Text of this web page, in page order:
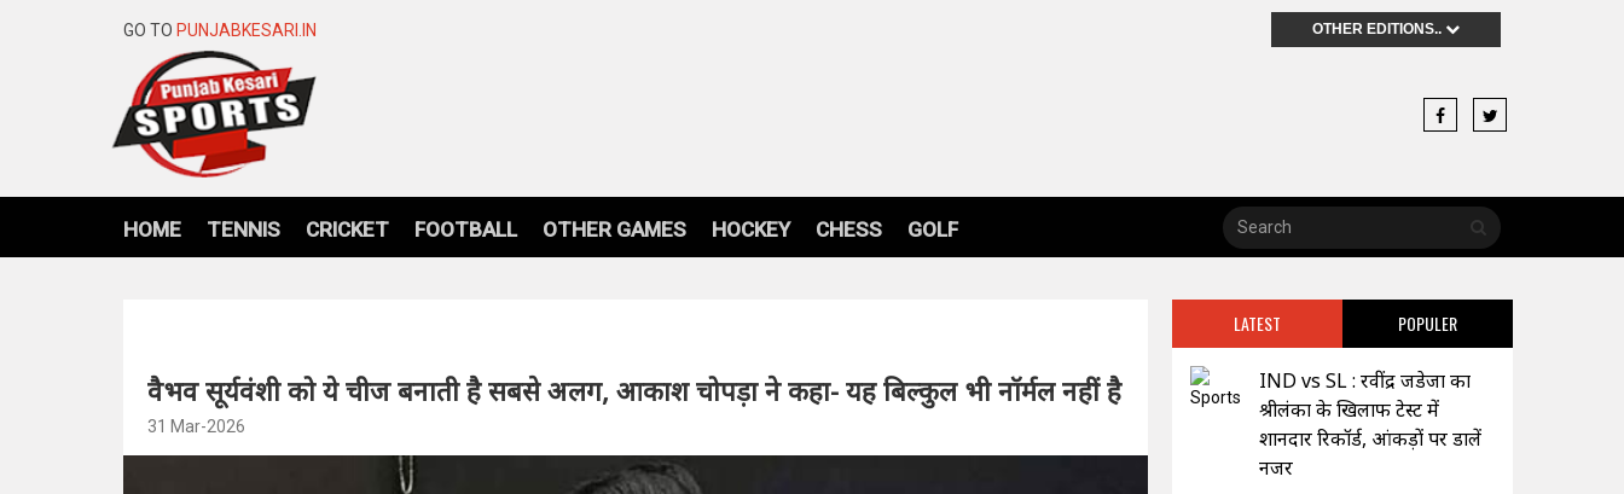
GO TO PUNJABKESARI.IN OTHER EDITIONS..
HOME TENNIS CRICKET FOOTBALL OTHER GAMES HOCKEY CHESS GOLF
वैभव सूर्यवंशी को ये चीज बनाती है सबसे अलग, आकाश चोपड़ा ने कहा- यह बिल्कुल भी नॉर्मल नहीं है
31 Mar-2026
LATEST POPULER
IND vs SL : रवींद्र जडेजा का
श्रीलंका के खिलाफ टेस्ट में
शानदार रिकॉर्ड, आंकड़ों पर डालें
नजर